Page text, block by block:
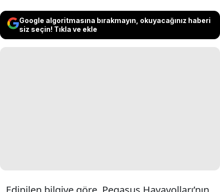
Google algoritmasına bırakmayın, okuyacağınız haberi
siz seçin! Tıkla ve ekle